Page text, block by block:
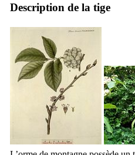
Description de la tige